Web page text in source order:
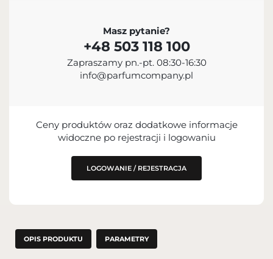
Sterling Parfums LLC
+9714 885 5588
info@sterling.ae
IMPORTER
PODMIOT ODPOWIEDZIALNY ZA
WPROWADZENIE DO UE
Masz pytanie?
+48 503 118 100
Zapraszamy pn.-pt. 08:30-16:30
info@parfumcompany.pl
Ceny produktów oraz dodatkowe informacje
widoczne po rejestracji i logowaniu
LOGOWANIE / REJESTRACJA
OPIS PRODUKTU PARAMETRY